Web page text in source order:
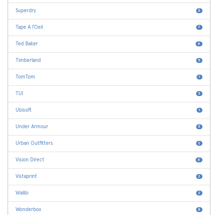
Superdry 6
Tape A l'Oeil 7
Ted Baker 4
Timberland 5
TomTom 1
TUI 3
Ubisoft 1
Under Armour 5
Urban Outfitters 2
Vision Direct 4
Vistaprint 2
Walibi 2
Wonderbox 8